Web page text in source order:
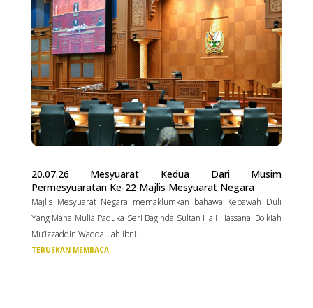
20.07.26 Mesyuarat Kedua Dari Musim
Permesyuaratan Ke-22 Majlis Mesyuarat Negara
Majlis Mesyuarat Negara memaklumkan bahawa Kebawah Duli
Yang Maha Mulia Paduka Seri Baginda Sultan Haji Hassanal Bolkiah
Mu’izzaddin Waddaulah ibni...
TERUSKAN MEMBACA